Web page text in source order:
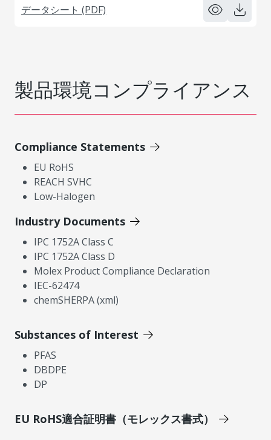
データシート (PDF)
製品環境コンプライアンス
Compliance Statements
EU RoHS
REACH SVHC
Low-Halogen
Industry Documents
IPC 1752A Class C
IPC 1752A Class D
Molex Product Compliance Declaration
IEC-62474
chemSHERPA (xml)
Substances of Interest
PFAS
DBDPE
DP
EU RoHS適合証明書（モレックス書式）